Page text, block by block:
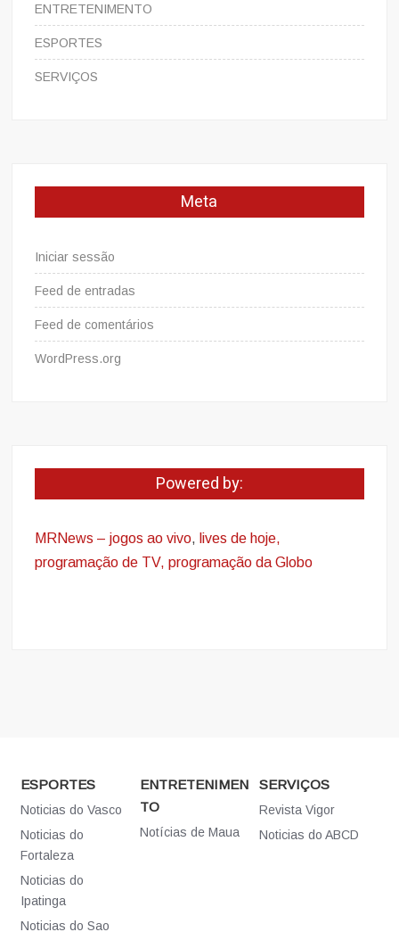
ENTRETENIMENTO
ESPORTES
SERVIÇOS
Meta
Iniciar sessão
Feed de entradas
Feed de comentários
WordPress.org
Powered by:
MRNews – jogos ao vivo, lives de hoje,
programação de TV, programação da Globo
ESPORTES
Noticias do Vasco
Noticias do
Fortaleza
Noticias do
Ipatinga
Noticias do Sao
ENTRETENIMEN
TO
Notícias de Maua
SERVIÇOS
Revista Vigor
Noticias do ABCD